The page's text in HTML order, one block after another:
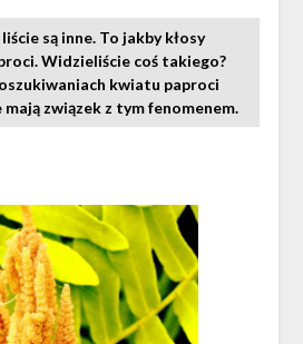
są inne. To jakby kłosy
Widzieliście coś takiego?
kwiatu paproci
związek z tym fenomenem.